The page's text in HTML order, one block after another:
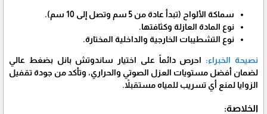
​سماكة الألواح (تبدأ عادة من 5 سم وتصل إلى 10 سم).
​نوع المادة العازلة وكثافتها.
​نوع التشطيبات الخارجية والداخلية المختارة.
​نصيحة الخبراء: احرص دائماً على اختيار ساندوتش بانل بضغط عالي
لضمان أفضل مستويات العزل الصوتي والحراري، وتأكد من جودة تقفيل
الزوايا لمنع أي تسريب للمياه مستقبلاً.
​الخلاصة: